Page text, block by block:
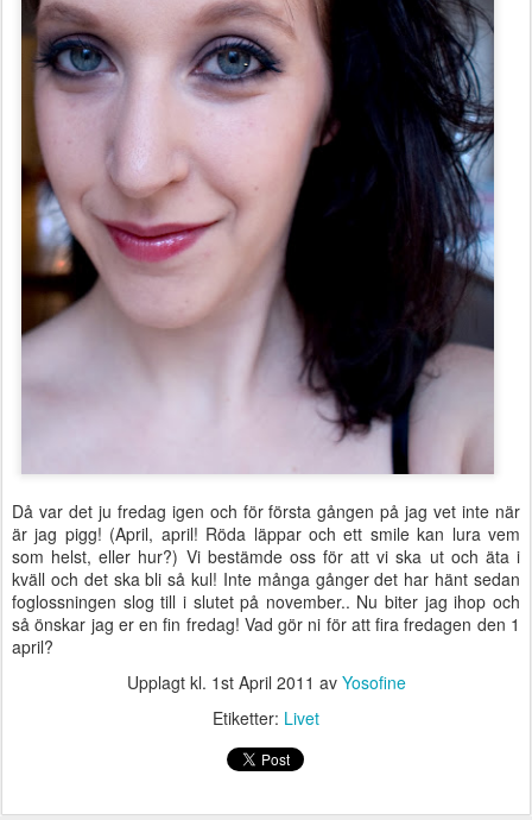
Då var det ju fredag igen och för första gången på jag vet inte när
är jag pigg! (April, april! Röda läppar och ett smile kan lura vem
som helst, eller hur?) Vi bestämde oss för att vi ska ut och äta i
kväll och det ska bli så kul! Inte många gånger det har hänt sedan
foglossningen slog till i slutet på november.. Nu biter jag ihop och
så önskar jag er en fin fredag! Vad gör ni för att fira fredagen den 1
april?
Upplagt kl. 1st April 2011 av Yosofine
Etiketter: Livet